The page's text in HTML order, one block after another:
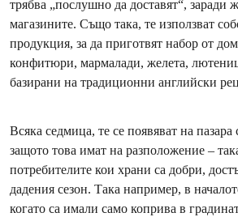
трябва „послушно да доставят“, заради
магазините. Също така, те използват
продукция, за да приготвят набор от
конфитюри, мармалади, желета,
базирани на традиционни английски
Всяка седмица, те се появяват на
защото това имат на разположение –
потребителите кои храни са добри,
дадения сезон. Така например, в
когато са имали само коприва в